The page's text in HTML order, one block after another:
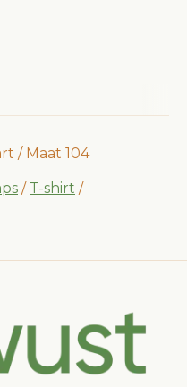
/ Maat 104
/ T-shirt /